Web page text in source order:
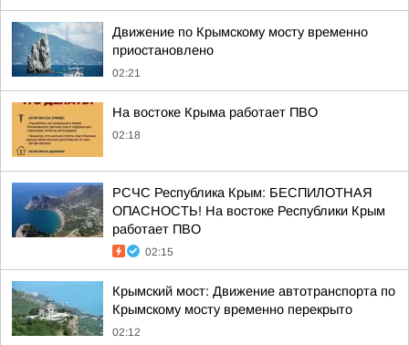
Движение по Крымскому мосту временно
приостановлено
02:21
На востоке Крыма работает ПВО
02:18
РСЧС Республика Крым: БЕСПИЛОТНАЯ
ОПАСНОСТЬ! На востоке Республики Крым
работает ПВО
02:15
Крымский мост: Движение автотранспорта по
Крымскому мосту временно перекрыто
02:12